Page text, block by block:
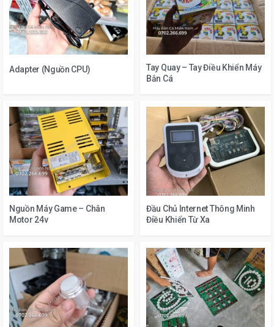
Adapter (Nguồn CPU)
Tay Quay – Tay Điều Khiển Máy
Bắn Cá
Nguồn Máy Game – Chân
Motor 24v
Đầu Chủ Internet Thông Minh
Điều Khiển Từ Xa